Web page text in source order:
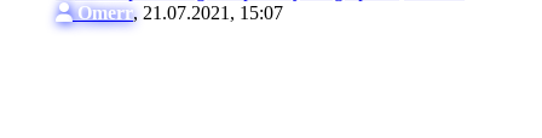
Omerr, 21.07.2021, 15:07